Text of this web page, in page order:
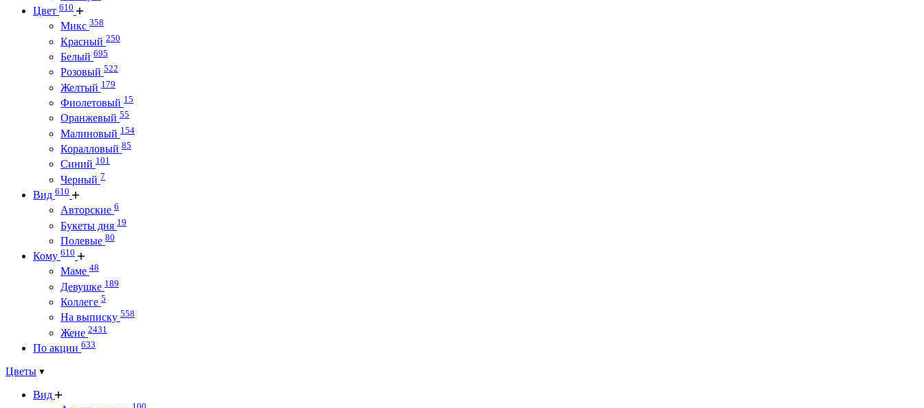
Цвет 610
Микс 358
Красный 250
Белый 695
Розовый 522
Желтый 179
Фиолетовый 15
Оранжевый 55
Малиновый 154
Коралловый 85
Синий 101
Черный 7
Вид 610
Авторские 6
Букеты дня 19
Полевые 80
Кому 610
Маме 48
Девушке 189
Коллеге 5
На выписку 558
Жене 2431
По акции 633
Цветы
Вид